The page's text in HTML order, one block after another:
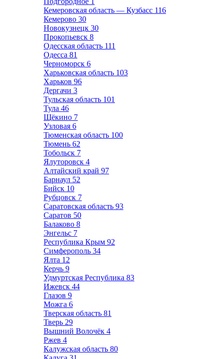
Кемеровская область — Кузбасс 116
Кемерово 30
Новокузнецк 30
Прокопьевск 8
Одесская область 111
Одесса 81
Черноморск 6
Харьковская область 103
Харьков 96
Дергачи 3
Тульская область 101
Тула 46
Щёкино 7
Узловая 6
Тюменская область 100
Тюмень 62
Тобольск 7
Ялуторовск 4
Алтайский край 97
Барнаул 52
Бийск 10
Рубцовск 7
Саратовская область 93
Саратов 50
Балаково 8
Энгельс 7
Республика Крым 92
Симферополь 34
Ялта 12
Керчь 9
Удмуртская Республика 83
Ижевск 44
Глазов 9
Можга 6
Тверская область 81
Тверь 29
Вышний Волочёк 4
Ржев 4
Калужская область 80